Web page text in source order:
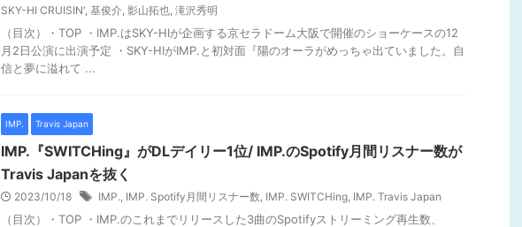
SKY-HI CRUISIN', 基俊介, 影山拓也, 滝沢秀明
（目次）・TOP ・IMP.はSKY-HIが企画する京セラドーム大阪で開催のショーケースの12
月2日公演に出演予定 ・SKY-HIがIMP.と初対面『陽のオーラがめっちゃ出ていました。自
信と夢に溢れて ...
IMP. Travis Japan
IMP.『SWITCHing』がDLデイリー1位/ IMP.のSpotify月間リスナー数が
Travis Japanを抜く
2023/10/18 IMP., IMP. Spotify月間リスナー数, IMP. SWITCHing, IMP. Travis Japan
（目次）・TOP ・IMP.のこれまでリリースした3曲のSpotifyストリーミング再生数、